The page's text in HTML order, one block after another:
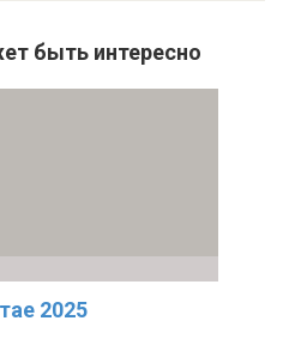
быть интересно
2025